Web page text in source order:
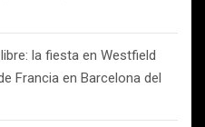
la fiesta en Westfield
Francia en Barcelona del